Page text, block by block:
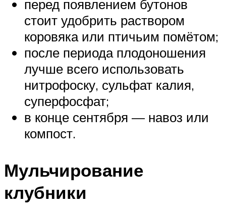
перед появлением бутонов
стоит удобрить раствором
коровяка или птичьим помётом;
после периода плодоношения
лучше всего использовать
нитрофоску, сульфат калия,
суперфосфат;
в конце сентября — навоз или
компост.
Мульчирование
клубники